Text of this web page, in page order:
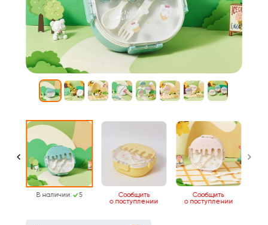
В наличии: 5
Сообщить
о поступлении
Сообщить
о поступлении